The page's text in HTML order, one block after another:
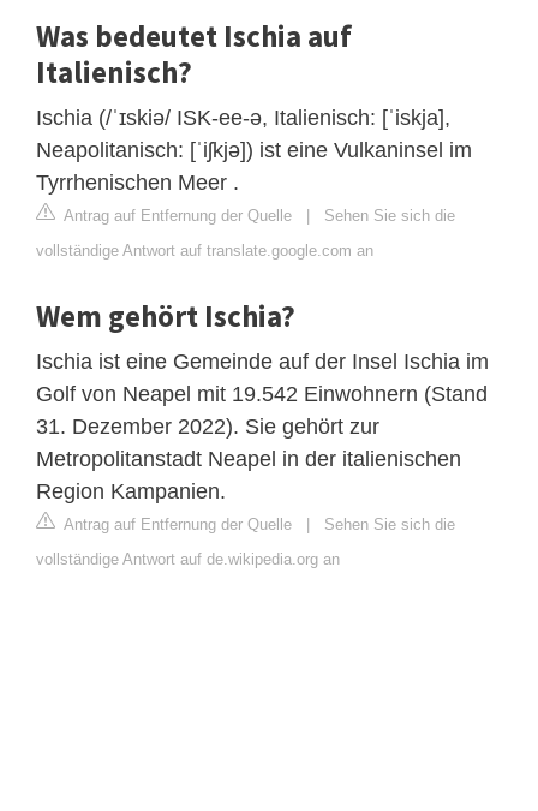
Was bedeutet Ischia auf
Italienisch?
Ischia (/ˈɪskiə/ ISK-ee-ə, Italienisch: [ˈiskja],
Neapolitanisch: [ˈiʃkjə]) ist eine Vulkaninsel im
Tyrrhenischen Meer .
Antrag auf Entfernung der Quelle | Sehen Sie sich die
vollständige Antwort auf translate.google.com an
Wem gehört Ischia?
Ischia ist eine Gemeinde auf der Insel Ischia im
Golf von Neapel mit 19.542 Einwohnern (Stand
31. Dezember 2022). Sie gehört zur
Metropolitanstadt Neapel in der italienischen
Region Kampanien.
Antrag auf Entfernung der Quelle | Sehen Sie sich die
vollständige Antwort auf de.wikipedia.org an